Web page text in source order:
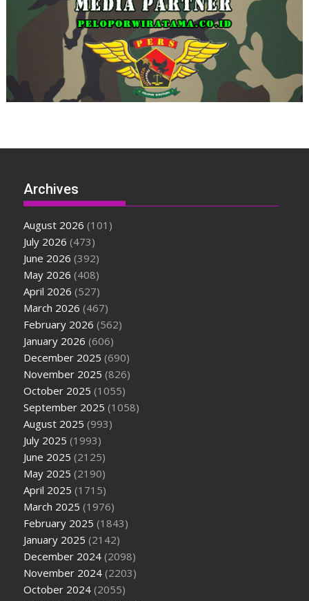
Archives
August 2026 (101)
July 2026 (473)
June 2026 (392)
May 2026 (408)
April 2026 (527)
March 2026 (467)
February 2026 (562)
January 2026 (606)
December 2025 (690)
November 2025 (826)
October 2025 (1055)
September 2025 (1058)
August 2025 (993)
July 2025 (1993)
June 2025 (2125)
May 2025 (2190)
April 2025 (1715)
March 2025 (1976)
February 2025 (1843)
January 2025 (2142)
December 2024 (2098)
November 2024 (2203)
October 2024 (2055)